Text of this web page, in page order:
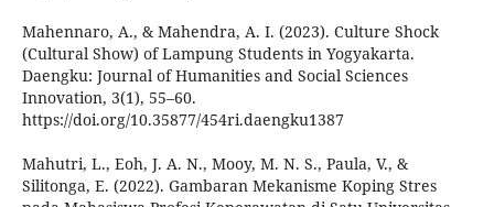
Mahennaro, A., & Mahendra, A. I. (2023). Culture Shock
(Cultural Show) of Lampung Students in Yogyakarta.
Daengku: Journal of Humanities and Social Sciences
Innovation, 3(1), 55–60.
https://doi.org/10.35877/454ri.daengku1387
Mahutri, L., Eoh, J. A. N., Mooy, M. N. S., Paula, V., &
Silitonga, E. (2022). Gambaran Mekanisme Koping Stres